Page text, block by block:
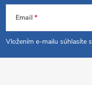
Z
á
p
Email
Vložením e-mailu súhlasíte s